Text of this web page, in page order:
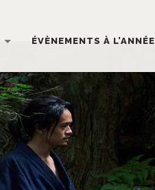
ÉVÈNEMENTS À L’ANNÉE